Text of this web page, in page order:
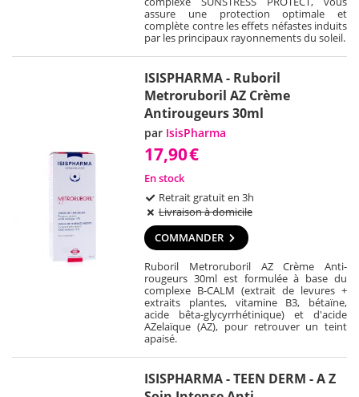
assure une protection optimale et
complète contre les effets néfastes induits
par les principaux rayonnements du soleil.
ISISPHARMA - Ruboril
Metroruboril AZ Crème
Antirougeurs 30ml
par IsisPharma
17,90€
En stock
Retrait gratuit en 3h
Livraison à domicile
COMMANDER
Ruboril Metroruboril AZ Crème Anti-
rougeurs 30ml est formulée à base du
complexe B-CALM (extrait de levures +
extraits plantes, vitamine B3, bétaïne,
acide bêta-glycyrrhétinique) et d'acide
AZelaïque (AZ), pour retrouver un teint
apaisé.
ISISPHARMA - TEEN DERM - A Z